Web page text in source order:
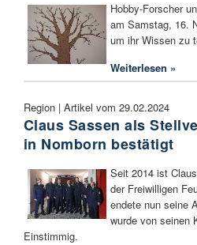
Hobby-Forscher
am Samstag, 16.
um ihr Wissen zu
Weiterlesen »
Region | Artikel vom 29.02.2024
Claus Sassen als
in Nomborn bestätigt
Seit 2014 ist
der Freiwilligen
endete nun seine
wurde von seinen
Einstimmig.